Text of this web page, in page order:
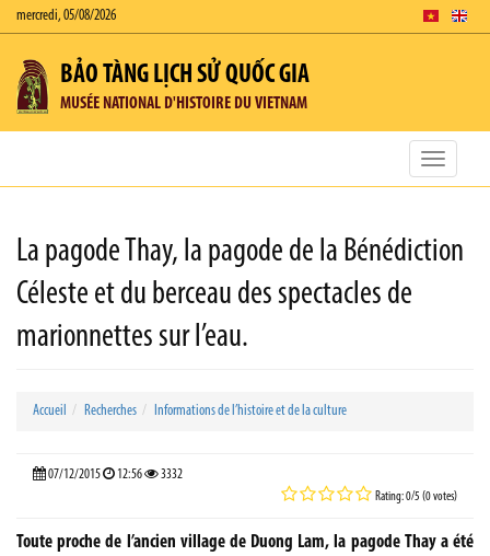
mercredi, 05/08/2026
BẢO TÀNG LỊCH SỬ QUỐC GIA
MUSÉE NATIONAL D'HISTOIRE DU VIETNAM
Toggle
La pagode Thay, la pagode de la Bénédiction
Céleste et du berceau des spectacles de
marionnettes sur l’eau.
Accueil Recherches Informations de l’histoire et de la culture
07/12/2015 12:56 3332
Rating: 0/5 (0 votes)
Toute proche de l’ancien village de Duong Lam, la pagode Thay a été